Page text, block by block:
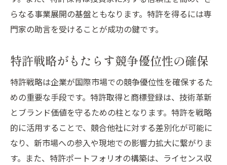
らなる事業展開の基盤ともなります。特許を得るには専
門家の助言を受けることが成功の鍵です。
特許戦略がもたらす競争優位性の確保
特許戦略は企業が国際市場での競争優位性を確保するた
めの重要な手段です。特許取得と商標登録は、技術革新
とブランド価値を守るための柱となります。特許を戦略
的に活用することで、競合他社に対する差別化が可能に
なり、新市場への参入や現地での影響力拡大に繋がりま
す。また、特許ポートフォリオの構築は、ライセンス収